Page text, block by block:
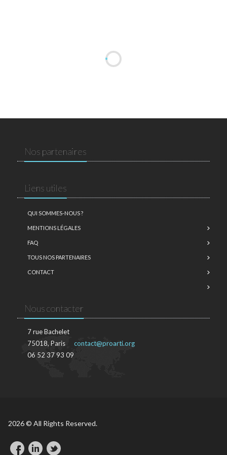
Nos partenaires
Liens utiles
QUI SOMMES-NOUS ?
MENTIONS LÉGALES
FAQ
TOUS NOS PARTENAIRES
CONTACT
Nous contacter
7 rue Bachelet
75018, Paris
06 52 37 93 09
contact@proarti.org
2026 © All Rights Reserved.